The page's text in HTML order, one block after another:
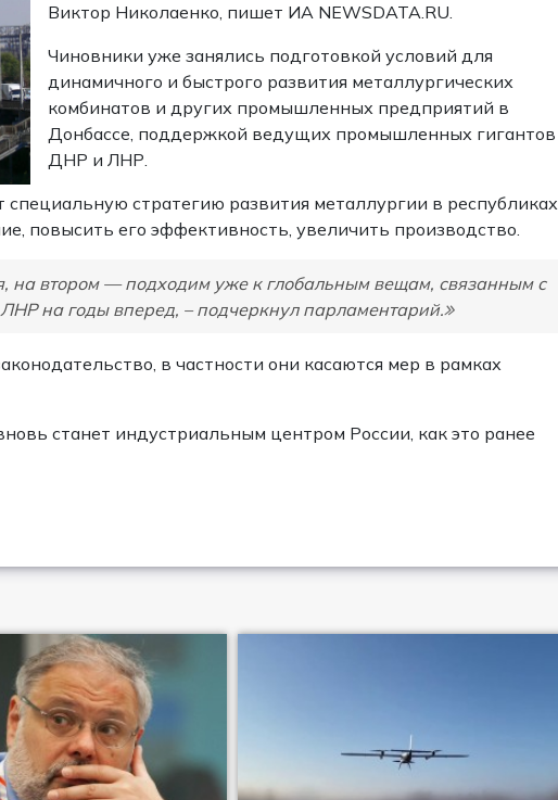
Виктор Николаенко, пишет ИА NEWSDATA.RU.
Чиновники уже занялись подготовкой условий для
динамичного и быстрого развития металлургических
комбинатов и других промышленных предприятий в
Донбассе, поддержкой ведущих промышленных
ДНР и ЛНР.
стратегию развития металлургии в республиках
повысить его эффективность, увеличить производство.
на втором — подходим уже к глобальным вещам, связанным с
на годы вперед, – подчеркнул парламентарий.
в частности они касаются мер в рамках
станет индустриальным центром России, как это ранее